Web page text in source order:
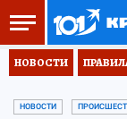
НОВОСТИ
НОВОСТИ